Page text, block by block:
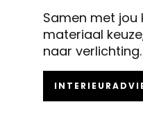
Samen met jou
materiaal
naar verlichting.